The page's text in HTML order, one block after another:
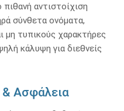
αντιστοίχιση
σύνθετα ονόματα,
μη τυπικούς χαρακτήρες
κάλυψη για διεθνείς
Ασφάλεια